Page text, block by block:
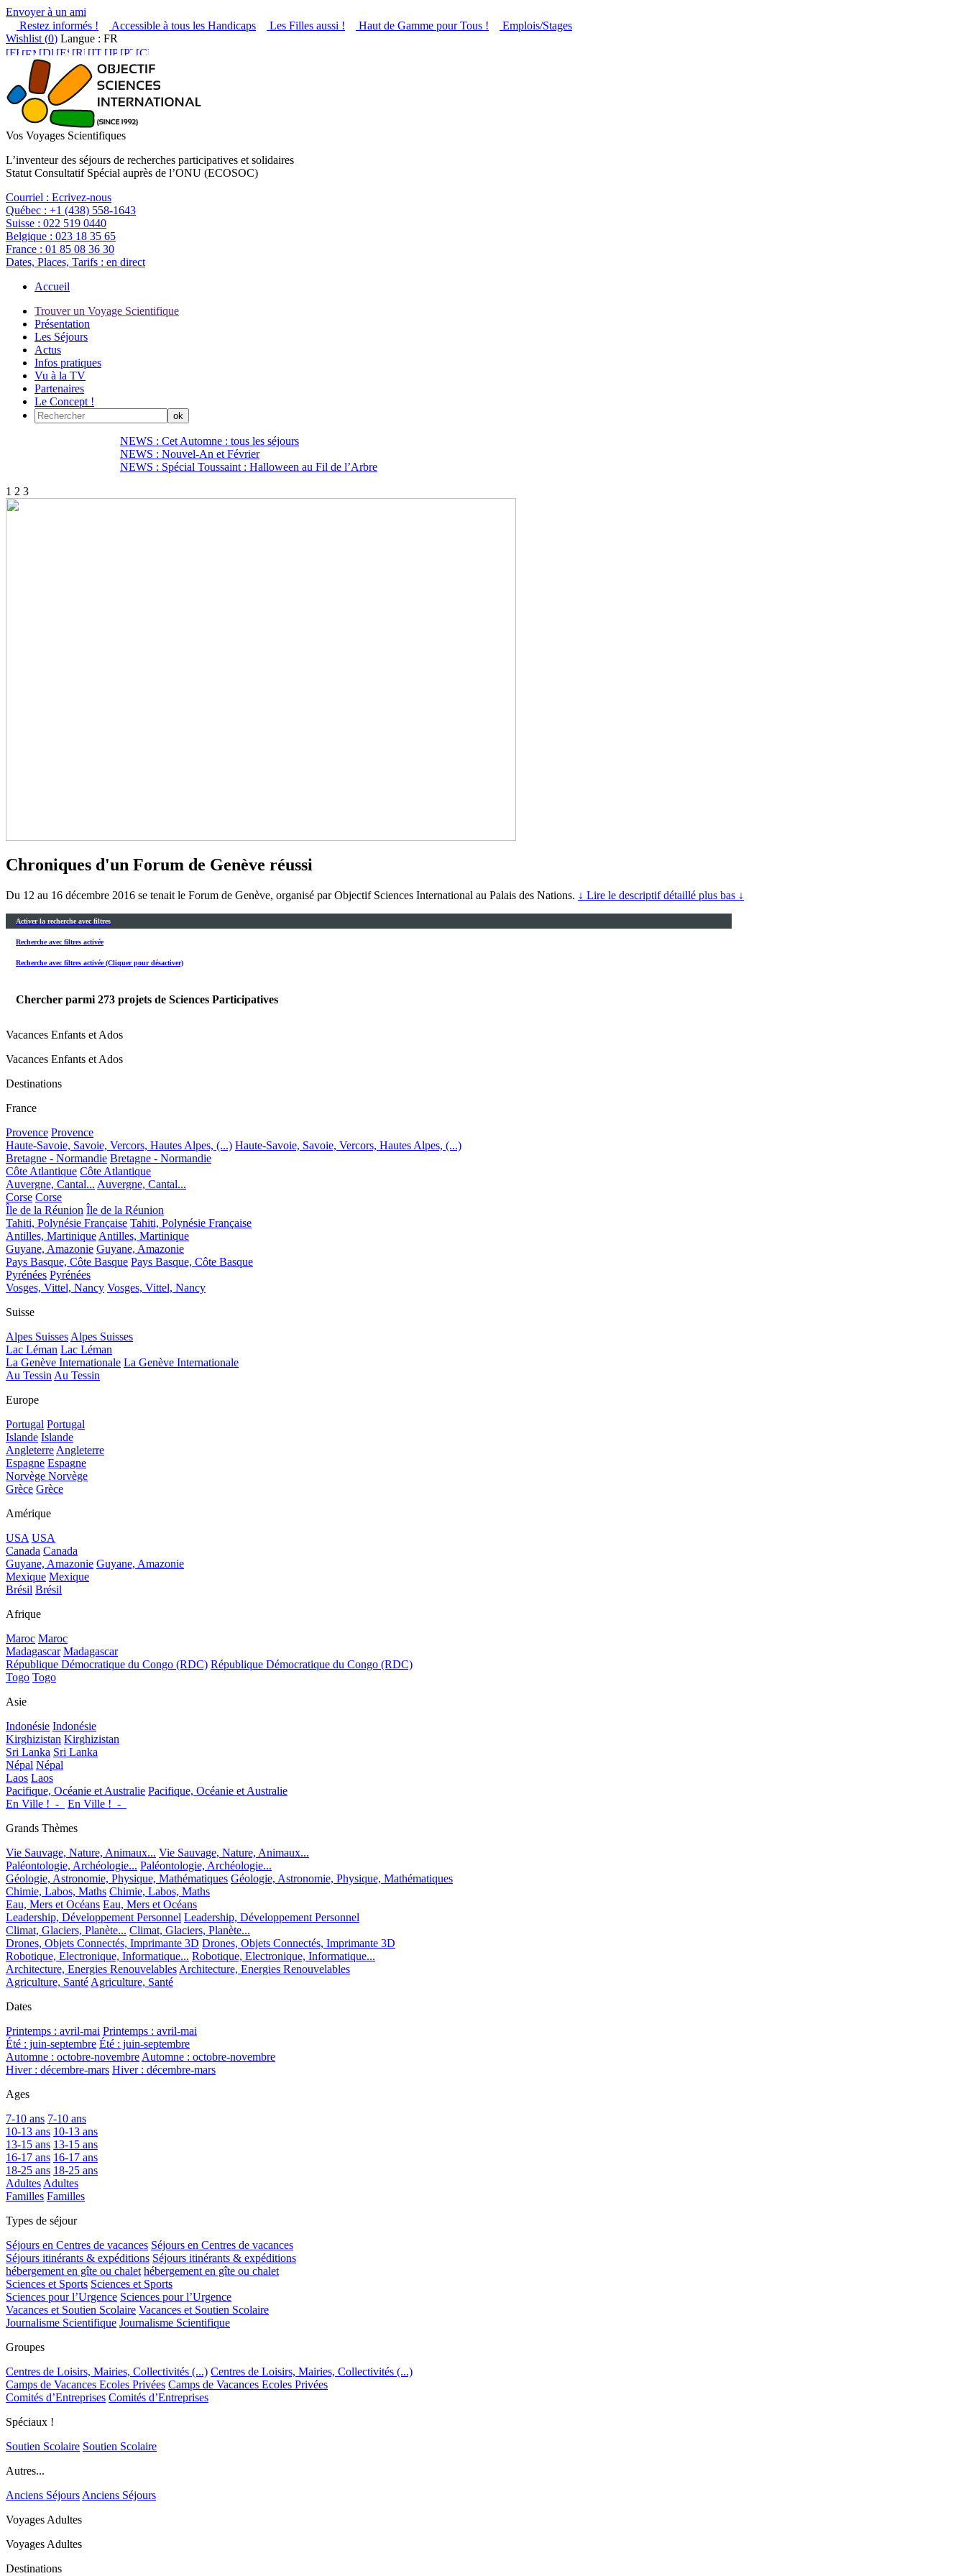
Envoyer à un ami
Restez informés !
Accessible à tous les Handicaps Les Filles aussi ! Haut de Gamme pour Tous !
Emplois/Stages
Wishlist (0) Langue : FR
Vos Voyages Scientifiques
L’inventeur des séjours de recherches participatives et solidaires
Statut Consultatif Spécial auprès de l’ONU (ECOSOC)
Courriel : Ecrivez-nous
Québec : +1 (438) 558-1643
Suisse : 022 519 0440
Belgique : 023 18 35 65
France : 01 85 08 36 30
Dates, Places, Tarifs : en direct
Accueil
Trouver un Voyage Scientifique
Présentation
Les Séjours
Actus
Infos pratiques
Vu à la TV
Partenaires
Le Concept !
NEWS : Cet Automne : tous les séjours
NEWS : Nouvel-An et Février
NEWS : Spécial Toussaint : Halloween au Fil de l’Arbre
1 2 3
Chroniques d'un Forum de Genève réussi
Du 12 au 16 décembre 2016 se tenait le Forum de Genève, organisé par Objectif Sciences International au Palais des Nations. ↓ Lire le descriptif détaillé plus bas ↓
Activer la recherche avec filtres
Recherche avec filtres activée
Recherche avec filtres activée (Cliquer pour désactiver)
Chercher parmi 273 projets de Sciences Participatives
Vacances Enfants et Ados
Vacances Enfants et Ados
Destinations
France
Provence Provence
Haute-Savoie, Savoie, Vercors, Hautes Alpes, (...) Haute-Savoie, Savoie, Vercors, Hautes Alpes, (...)
Bretagne - Normandie Bretagne - Normandie
Côte Atlantique Côte Atlantique
Auvergne, Cantal... Auvergne, Cantal...
Corse Corse
Île de la Réunion Île de la Réunion
Tahiti, Polynésie Française Tahiti, Polynésie Française
Antilles, Martinique Antilles, Martinique
Guyane, Amazonie Guyane, Amazonie
Pays Basque, Côte Basque Pays Basque, Côte Basque
Pyrénées Pyrénées
Vosges, Vittel, Nancy Vosges, Vittel, Nancy
Suisse
Alpes Suisses Alpes Suisses
Lac Léman Lac Léman
La Genève Internationale La Genève Internationale
Au Tessin Au Tessin
Europe
Portugal Portugal
Islande Islande
Angleterre Angleterre
Espagne Espagne
Norvège Norvège
Grèce Grèce
Amérique
USA USA
Canada Canada
Guyane, Amazonie Guyane, Amazonie
Mexique Mexique
Brésil Brésil
Afrique
Maroc Maroc
Madagascar Madagascar
République Démocratique du Congo (RDC) République Démocratique du Congo (RDC)
Togo Togo
Asie
Indonésie Indonésie
Kirghizistan Kirghizistan
Sri Lanka Sri Lanka
Népal Népal
Laos Laos
Pacifique, Océanie et Australie Pacifique, Océanie et Australie
En Ville !_-_
En Ville !_-_
Grands Thèmes
Vie Sauvage, Nature, Animaux... Vie Sauvage, Nature, Animaux...
Paléontologie, Archéologie... Paléontologie, Archéologie...
Géologie, Astronomie, Physique, Mathématiques Géologie, Astronomie, Physique, Mathématiques
Chimie, Labos, Maths Chimie, Labos, Maths
Eau, Mers et Océans Eau, Mers et Océans
Leadership, Développement Personnel Leadership, Développement Personnel
Climat, Glaciers, Planète... Climat, Glaciers, Planète...
Drones, Objets Connectés, Imprimante 3D Drones, Objets Connectés, Imprimante 3D
Robotique, Electronique, Informatique... Robotique, Electronique, Informatique...
Architecture, Energies Renouvelables Architecture, Energies Renouvelables
Agriculture, Santé Agriculture, Santé
Dates
Printemps : avril-mai Printemps : avril-mai
Été : juin-septembre Été : juin-septembre
Automne : octobre-novembre Automne : octobre-novembre
Hiver : décembre-mars Hiver : décembre-mars
Ages
7-10 ans 7-10 ans
10-13 ans 10-13 ans
13-15 ans 13-15 ans
16-17 ans 16-17 ans
18-25 ans 18-25 ans
Adultes Adultes
Familles Familles
Types de séjour
Séjours en Centres de vacances Séjours en Centres de vacances
Séjours itinérants & expéditions Séjours itinérants & expéditions
hébergement en gîte ou chalet hébergement en gîte ou chalet
Sciences et Sports Sciences et Sports
Sciences pour l’Urgence Sciences pour l’Urgence
Vacances et Soutien Scolaire Vacances et Soutien Scolaire
Journalisme Scientifique Journalisme Scientifique
Groupes
Centres de Loisirs, Mairies, Collectivités (...) Centres de Loisirs, Mairies, Collectivités (...)
Camps de Vacances Ecoles Privées Camps de Vacances Ecoles Privées
Comités d’Entreprises Comités d’Entreprises
Spéciaux !
Soutien Scolaire Soutien Scolaire
Autres...
Anciens Séjours Anciens Séjours
Voyages Adultes
Voyages Adultes
Destinations